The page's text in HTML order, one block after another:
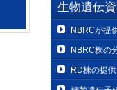
生物遺伝
NBRCが提
NBRC株の
RD株の提供